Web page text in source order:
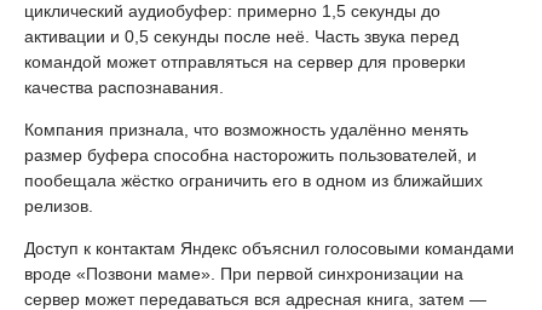
циклический аудиобуфер: примерно 1,5 секунды до
активации и 0,5 секунды после неё. Часть звука перед
командой может отправляться на сервер для проверки
качества распознавания.
Компания признала, что возможность удалённо менять
размер буфера способна насторожить пользователей, и
пообещала жёстко ограничить его в одном из ближайших
релизов.
Доступ к контактам Яндекс объяснил голосовыми командами
вроде «Позвони маме». При первой синхронизации на
сервер может передаваться вся адресная книга, затем —